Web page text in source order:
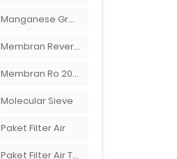
Manganese Greensand Plus
Membran Reverse Osmosis
Membran Ro 2000 GPD
Molecular Sieve
Paket Filter Air
Paket Filter Air Tinggal Pasang